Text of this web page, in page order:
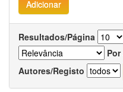
Resultados/Página
Autores/Registo